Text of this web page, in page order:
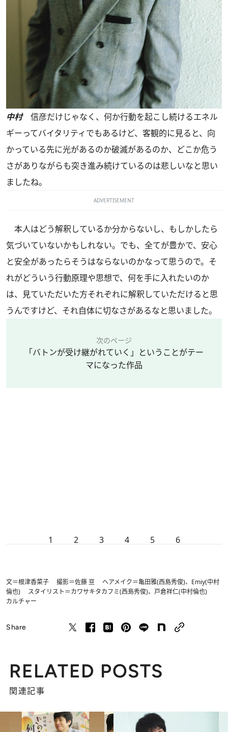
中村信彦だけじゃなく、何か行動を起こし続けるエネル
ギーってバイタリティでもあるけど、客観的に見ると、向
かっている先に光があるのか破滅があるのか、どこか危う
さがありながらも突き進み続けているのは悲しいなと思い
ましたね。
ADVERTISEMENT
本人はどう解釈しているか分からないし、もしかしたら
気づいていないかもしれない。でも、全てが豊かで、安心
と安全があったらそうはならないのかなって思うので。そ
れがどういう行動原理や思想で、何を手に入れたいのか
は、見ていただいた方それぞれに解釈していただけると思
うんですけど、それ自体に切なさがあるなと思いました。
次のページ
「バトンが受け継がれていく」ということがテー
マになった作品
1 2 3 4 5 6
文＝根津香菜子 撮影＝佐藤 亘 ヘアメイク＝亀田雅(西島秀俊)、Emiy(中村
倫也) スタイリスト＝カワサキタカフミ(西島秀俊)、戸倉祥仁(中村倫也)
カルチャー
Share
RELATED POSTS
関連記事